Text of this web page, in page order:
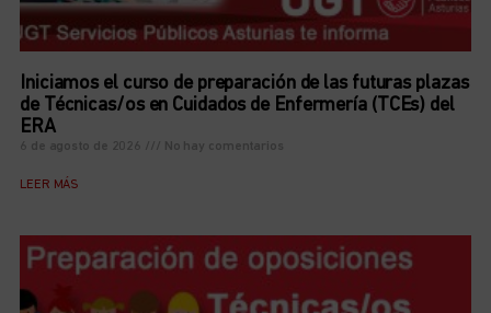
Iniciamos el curso de preparación de las futuras plazas
de Técnicas/os en Cuidados de Enfermería (TCEs) del
ERA
6 de agosto de 2026 No hay comentarios
LEER MÁS